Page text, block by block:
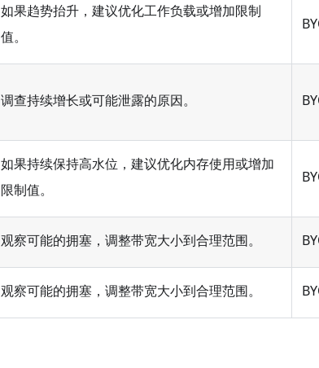
如果趋势抬升，建议优化工作负载或增加限制
值。
调查持续增长或可能泄露的原因。
如果持续保持高水位，建议优化内存使用或增加
限制值。
观察可能的拥塞，调整带宽大小到合理范围。
观察可能的拥塞，调整带宽大小到合理范围。